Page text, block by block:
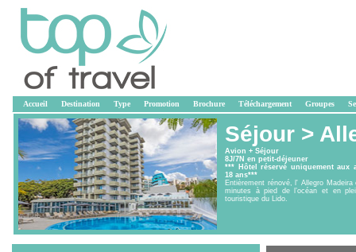
Accueil Destination Type Promotion Brochure Téléchargement Groupes
Séjour >
Avion + Séjour
8J/7N en petit-déjeuner
*** Hôtel réservé uniquement aux
18 ans***
Entièrement rénové, l' Allegro
minutes à pied de l’océan et en
touristique du Lido.